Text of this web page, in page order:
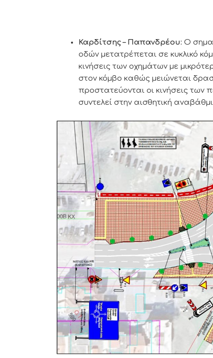
Καρδίτσης – Παπανδρέου: Ο
οδών μετατρέπεται σε κυκλικό
κινήσεις των οχημάτων με
στον κόμβο καθώς μειώνεται
προστατεύονται οι κινήσεις
συντελεί στην αισθητική